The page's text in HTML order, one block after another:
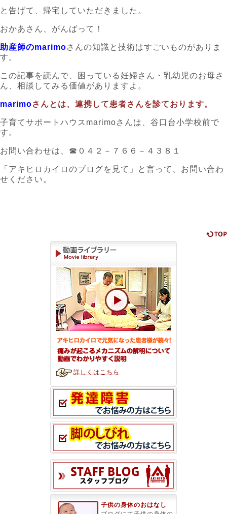
と告げて、帰宅していただきました。
おかあさん、がんばって！
助産師のmarimoさんの知識と技術はすごいものがありま
す。
この記事を読んで、困っている妊婦さん・乳幼児のお母さ
ん、相談してみる価値がありますよ。
marimoさんとは、連携して患者さんを診ております。
子育てサポートハウスmarimoさんは、谷口台小学校前で
す。
お問い合わせは、☎０４２－７６６－４３８１
「アキヒロカイロのブログを見て」と言って、お問い合わ
せください。
詳しくはこちら
子供の身体のおはなし